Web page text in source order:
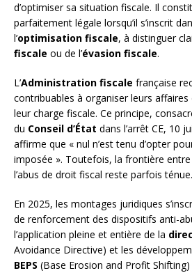
d’optimiser sa situation fiscale. Il
parfaitement légale lorsqu’il s’inscrit
l’optimisation fiscale, à distinguer
fiscale ou de l’évasion fiscale.
L’Administration fiscale française
contribuables à organiser leurs
leur charge fiscale. Ce principe,
du Conseil d’État dans l’arrêt CE, 10
affirme que « nul n’est tenu d’opter
imposée ». Toutefois, la frontière
l’abus de droit fiscal reste parfois ténue.
En 2025, les montages juridiques
de renforcement des dispositifs anti-
l’application pleine et entière de la
Avoidance Directive) et les
BEPS (Base Erosion and Profit Shifting)